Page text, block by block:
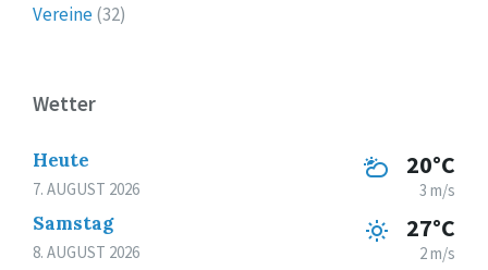
Vereine(32)
Wetter
Heute
7. AUGUST 2026
20°C
3 m/s
Samstag
8. AUGUST 2026
27°C
2 m/s